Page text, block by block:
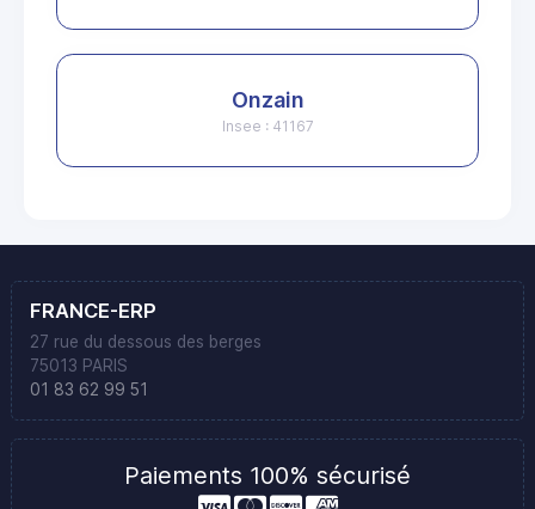
Onzain
Insee : 41167
FRANCE-ERP
27 rue du dessous des berges
75013 PARIS
01 83 62 99 51
Paiements 100% sécurisé